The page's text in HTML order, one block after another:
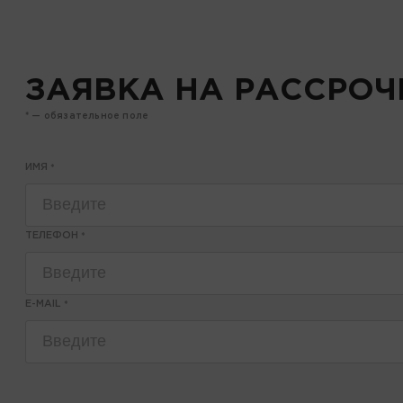
ЗАЯВКА НА
* — обязательное поле
ИМЯ *
ТЕЛЕФОН *
E-MAIL *